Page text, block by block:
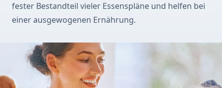
fester Bestandteil vieler Essenspläne und helfen bei
einer ausgewogenen Ernährung.